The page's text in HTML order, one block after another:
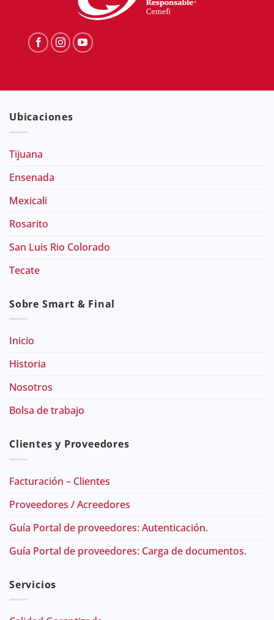
Ubicaciones
Tijuana
Ensenada
Mexicali
Rosarito
San Luis Rio Colorado
Tecate
Sobre Smart & Final
Inicio
Historia
Nosotros
Bolsa de trabajo
Clientes y Proveedores
Facturación – Clientes
Proveedores / Acreedores
Guía Portal de proveedores: Autenticación.
Guía Portal de proveedores: Carga de documentos.
Servicios